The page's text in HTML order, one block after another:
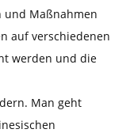
und Maßnahmen
auf verschiedenen
werden und die
Man geht